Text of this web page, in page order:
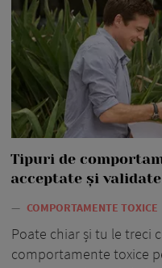
Tipuri de
acceptate și
— COMPORTAMENTE TOXICE
Poate chiar și tu le treci
comportamente toxice